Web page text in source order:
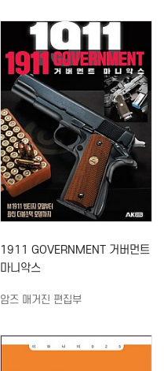
1911 GOVERNMENT 거버먼트
마니악스
암즈 매거진 편집부